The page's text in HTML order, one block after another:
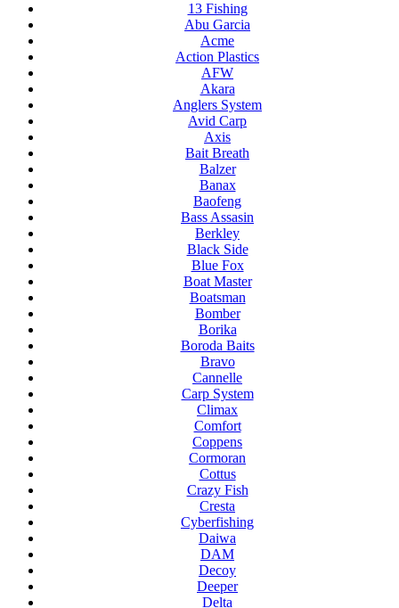
13 Fishing
Abu Garcia
Acme
Action Plastics
AFW
Akara
Anglers System
Avid Carp
Axis
Bait Breath
Balzer
Banax
Baofeng
Bass Assasin
Berkley
Black Side
Blue Fox
Boat Master
Boatsman
Bomber
Borika
Boroda Baits
Bravo
Cannelle
Carp System
Climax
Comfort
Coppens
Cormoran
Cottus
Crazy Fish
Cresta
Cyberfishing
Daiwa
DAM
Decoy
Deeper
Delta